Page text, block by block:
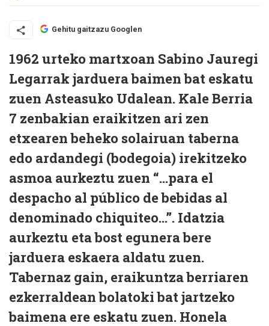
Gehitu gaitzazu Googlen
1962 urteko martxoan Sabino Jauregi
Legarrak jarduera baimen bat eskatu
zuen Asteasuko Udalean. Kale Berria
7 zenbakian eraikitzen ari zen
etxearen beheko solairuan taberna
edo ardandegi (bodegoia) irekitzeko
asmoa aurkeztu zuen “...para el
despacho al público de bebidas al
denominado chiquiteo...”. Idatzia
aurkeztu eta bost egunera bere
jarduera eskaera aldatu zuen.
Tabernaz gain, eraikuntza berriaren
ezkerraldean bolatoki bat jartzeko
baimena ere eskatu zuen. Honela